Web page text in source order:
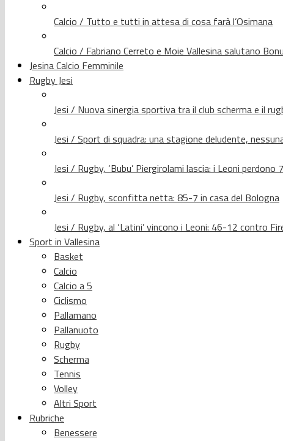
Calcio / Tutto e tutti in attesa di cosa farà l’Osimana
Calcio / Fabriano Cerreto e Moie Vallesina salutano
Jesina Calcio Femminile
Rugby Jesi
Jesi / Nuova sinergia sportiva tra il club scherma e il
Jesi / Sport di squadra: una stagione deludente,
Jesi / Rugby, ‘Bubu’ Piergirolami lascia: i Leoni
Jesi / Rugby, sconfitta netta: 85-7 in casa del Bologna
Jesi / Rugby, al ‘Latini’ vincono i Leoni: 46-12 contro
Sport in Vallesina
Basket
Calcio
Calcio a 5
Ciclismo
Pallamano
Pallanuoto
Rugby
Scherma
Tennis
Volley
Altri Sport
Rubriche
Benessere